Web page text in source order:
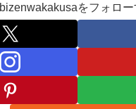
bizenwakakusaをフォロー